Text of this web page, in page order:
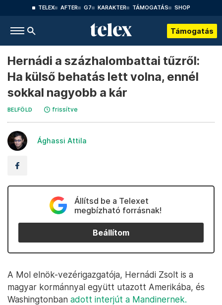
TELEX AFTER G7 KARAKTER TÁMOGATÁS SHOP
Támogatás
Hernádi a százhalombattai tűzről:
Ha külső behatás lett volna, ennél
sokkal nagyobb a kár
BELFÖLD frissítve
Ághassi Attila
Állítsd be a Telexet
megbízható forrásnak!
Beállítom
A Mol elnök-vezérigazgatója, Hernádi Zsolt is a
magyar kormánnyal együtt utazott Amerikába, és
Washingtonban adott interjút a Mandinernek.